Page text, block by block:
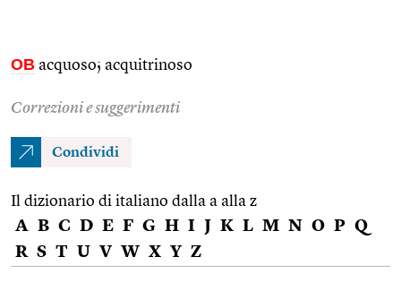
OB acquoso; acquitrinoso
Correzioni e suggerimenti
Condividi
Il dizionario di italiano dalla a alla z
A B C D E F G H I J K L M N O P Q
R S T U V W X Y Z